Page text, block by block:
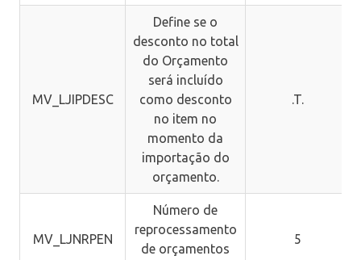
MV_LJIPDESC
Define se o
desconto no total
do Orçamento
será incluído
como desconto
no item no
momento da
importação do
orçamento.
.T.
MV_LJNRPEN
Número de
reprocessamento
de orçamentos
5